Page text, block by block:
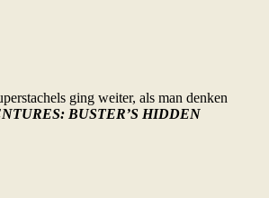
ging weiter, als man denken
BUSTER’S HIDDEN